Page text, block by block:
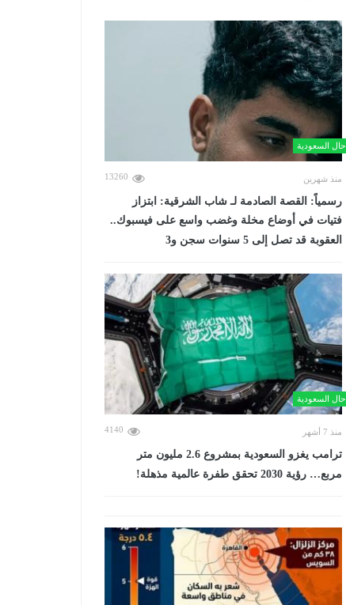
حال السعودية
منذ شهرين 13260
رسمياً: القصة الصادمة لـ شاب الشرقية: ابتزاز
فتيات في أوضاع مخلة وغضب واسع على فيسبوك..
العقوبة قد تصل إلى 5 سنوات سجن و3
حال السعودية
منذ 7 أشهر 4140
ترامب يغزو السعودية بمشروع 2.6 مليون متر
مربع… رؤية 2030 تحقق طفرة عالمية مذهلة!